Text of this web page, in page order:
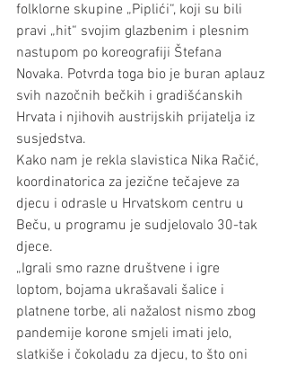
folklorne skupine „Piplići“, koji su bili
pravi „hit“ svojim glazbenim i plesnim
nastupom po koreografiji Štefana
Novaka. Potvrda toga bio je buran aplauz
svih nazočnih bečkih i gradišćanskih
Hrvata i njihovih austrijskih prijatelja iz
susjedstva.
Kako nam je rekla slavistica Nika Račić,
koordinatorica za jezične tečajeve za
djecu i odrasle u Hrvatskom centru u
Beču, u programu je sudjelovalo 30-tak
djece.
„Igrali smo razne društvene i igre
loptom, bojama ukrašavali šalice i
platnene torbe, ali nažalost nismo zbog
pandemije korone smjeli imati jelo,
slatkiše i čokoladu za djecu, to što oni